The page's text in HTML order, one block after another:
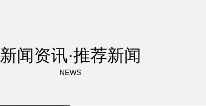
新闻资讯·推荐新闻
NEWS